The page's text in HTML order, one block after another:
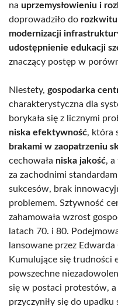
na uprzemysłowieniu i
doprowadziło do rozkwitu
modernizacji
udostępnienie edukacji
znaczący postęp w
Niestety, gospodarka
charakterystyczna dla
borykała się z licznymi
niska efektywność, która
brakami w zaopatrzeniu
cechowała niska jakość, a
za zachodnimi
sukcesów, brak
problemem. Sztywność
zahamowała wzrost
latach 70. i 80.
lansowane przez
Kumulujące się trudności
powszechne
się w postaci protestów,
przyczyniły się do